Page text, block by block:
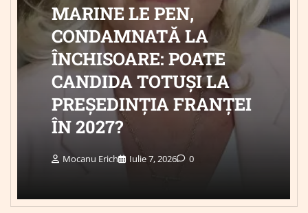
MARINE LE PEN,
CONDAMNATĂ LA
ÎNCHISOARE: POATE
CANDIDA TOTUȘI LA
PREȘEDINȚIA FRANȚEI
ÎN 2027?
Mocanu Erich Iulie 7, 2026 0